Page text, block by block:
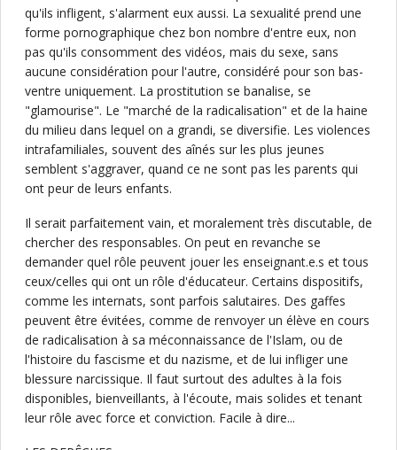
qu'ils infligent, s'alarment eux aussi. La sexualité prend une
forme pornographique chez bon nombre d'entre eux, non
pas qu'ils consomment des vidéos, mais du sexe, sans
aucune considération pour l'autre, considéré pour son bas-
ventre uniquement. La prostitution se banalise, se
"glamourise". Le "marché de la radicalisation" et de la haine
du milieu dans lequel on a grandi, se diversifie. Les violences
intrafamiliales, souvent des aînés sur les plus jeunes
semblent s'aggraver, quand ce ne sont pas les parents qui
ont peur de leurs enfants.
Il serait parfaitement vain, et moralement très discutable, de
chercher des responsables. On peut en revanche se
demander quel rôle peuvent jouer les enseignant.e.s et tous
ceux/celles qui ont un rôle d'éducateur. Certains dispositifs,
comme les internats, sont parfois salutaires. Des gaffes
peuvent être évitées, comme de renvoyer un élève en cours
de radicalisation à sa méconnaissance de l'Islam, ou de
l'histoire du fascisme et du nazisme, et de lui infliger une
blessure narcissique. Il faut surtout des adultes à la fois
disponibles, bienveillants, à l'écoute, mais solides et tenant
leur rôle avec force et conviction. Facile à dire...